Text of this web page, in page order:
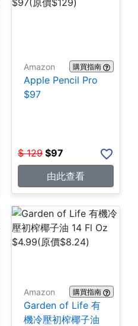
Amazon 購買指南
Apple Pencil Pro
$97
$ 129 $97
由此查看
Amazon 購買指南
Garden of Life 有
機冷壓初榨椰子油